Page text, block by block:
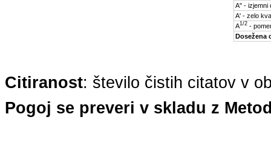
A'' - izjemni
A' - zelo
A1/2-
Dosežena
Citiranost: število čistih citatov v
Pogoj se preveri v skladu z